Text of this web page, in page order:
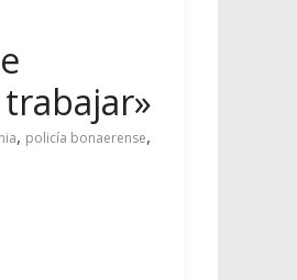
, policía bonaerense,